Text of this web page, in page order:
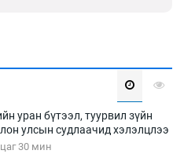
уран бүтээл, туурвил зүйн
улсын судлаачид хэлэлцлээ
30 мин